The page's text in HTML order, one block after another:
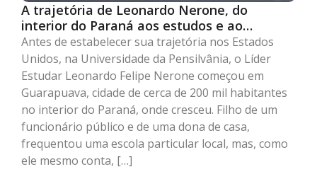
A trajetória de Leonardo Nerone, do
interior do Paraná aos estudos e ao
empreendedorismo em IA nos EUA
Antes de estabelecer sua trajetória nos Estados
Unidos, na Universidade da Pensilvânia, o Líder
Estudar Leonardo Felipe Nerone começou em
Guarapuava, cidade de cerca de 200 mil habitantes
no interior do Paraná, onde cresceu. Filho de um
funcionário público e de uma dona de casa,
frequentou uma escola particular local, mas, como
ele mesmo conta, […]